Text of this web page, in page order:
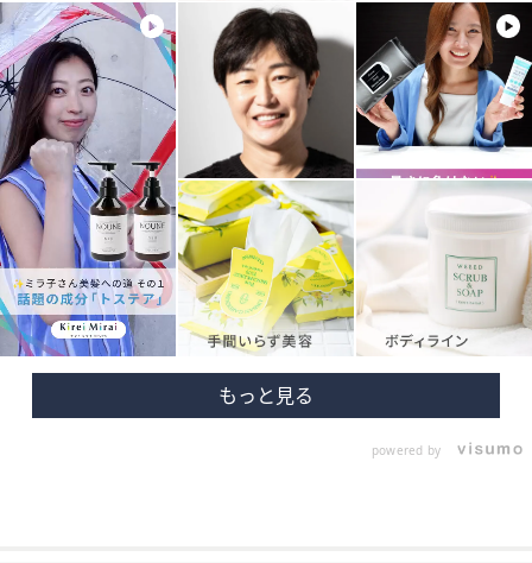
powered by